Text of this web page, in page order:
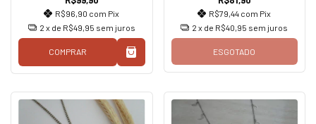
R$96,90 com Pix
2 x de R$49,95 sem juros
COMPRAR
R$79,44 com Pix
2 x de R$40,95 sem juros
ESGOTADO